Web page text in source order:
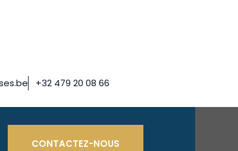
+32 479 20 08 66
CONTACTEZ-NOUS